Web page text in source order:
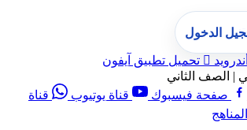
 تحميل تطبيق آيفون
| الصف الثاني
صفحة فيسبوك قناة يوتيوب
قناة
الدخول